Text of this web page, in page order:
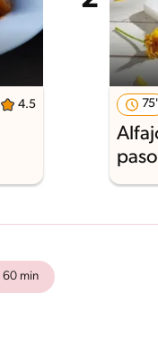
4.5 75'
60 min